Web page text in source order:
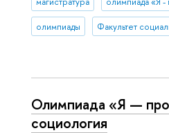
олимпиады Факультет
Олимпиада «Я —
социология